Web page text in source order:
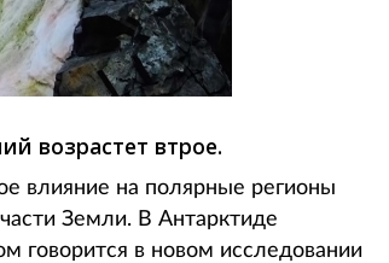
возрастет втрое.
влияние на полярные регионы
Земли. В Антарктиде
говорится в новом исследовании